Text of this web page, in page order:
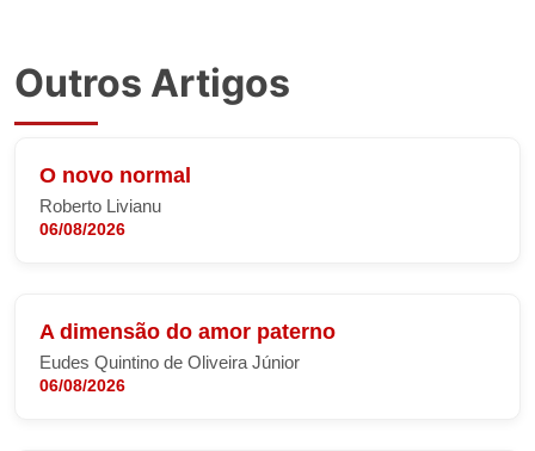
Outros Artigos
O novo normal
Roberto Livianu
06/08/2026
A dimensão do amor paterno
Eudes Quintino de Oliveira Júnior
06/08/2026